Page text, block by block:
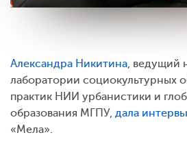
Александра Никитина, ведущий
лаборатории социокультурных
практик НИИ урбанистики и
образования МГПУ, дала
«Мела».